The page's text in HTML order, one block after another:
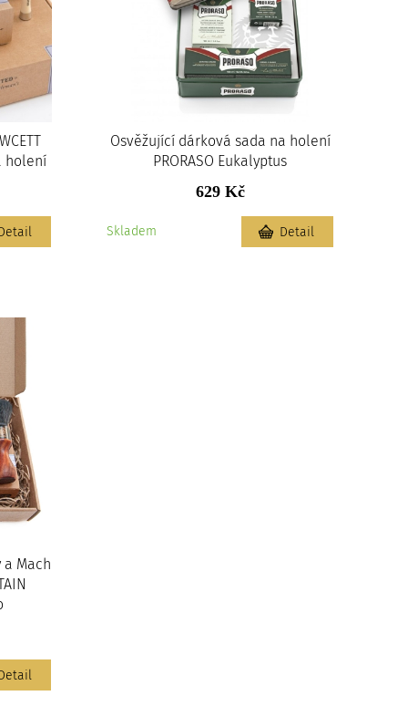
holení
Osvěžující dárková sada na holení
PRORASO Eukalyptus
629 Kč
Skladem Detail
Mach